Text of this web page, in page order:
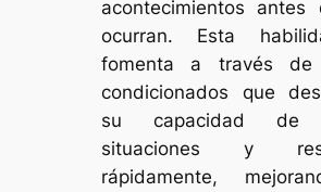
acontecimientos antes
ocurran. Esta
fomenta a través de
condicionados que
su capacidad de
situaciones y
rápidamente,